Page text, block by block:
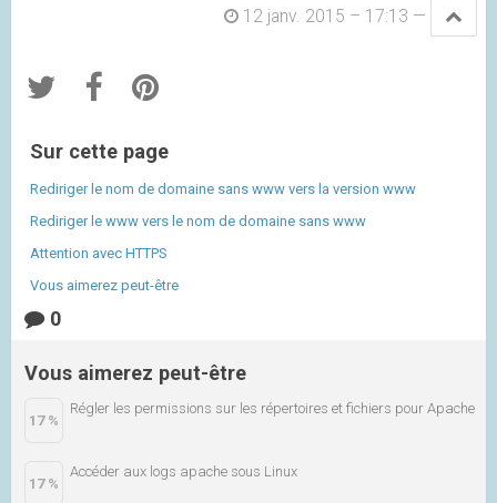
12 janv. 2015 – 17:13 —
Sur cette page
Rediriger le nom de domaine sans www vers la version www
Rediriger le www vers le nom de domaine sans www
Attention avec HTTPS
Vous aimerez peut-être
0
Vous aimerez peut-être
17 %
Régler les permissions sur les répertoires et fichiers pour Apache
17 %
Accéder aux logs apache sous Linux